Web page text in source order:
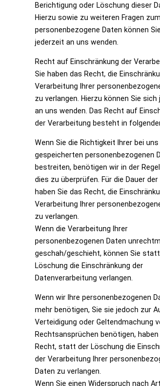
Berichtigung oder Löschung dieser
Hierzu sowie zu weiteren Fragen
personenbezogene Daten können
jederzeit an uns wenden.
Recht auf Einschränkung der
Sie haben das Recht, die
Verarbeitung Ihrer
zu verlangen. Hierzu können Sie sich
an uns wenden. Das Recht auf
der Verarbeitung besteht in
Wenn Sie die Richtigkeit Ihrer bei uns
gespeicherten personenbezogenen
bestreiten, benötigen wir in der
dies zu überprüfen. Für die Dauer
haben Sie das Recht, die
Verarbeitung Ihrer
zu verlangen.
Wenn die Verarbeitung Ihrer
personenbezogenen Daten
geschah/geschieht, können Sie
Löschung die Einschränkung der
Datenverarbeitung verlangen.
Wenn wir Ihre personenbezogenen
mehr benötigen, Sie sie jedoch zur
Verteidigung oder Geltendmachung
Rechtsansprüchen benötigen, haben
Recht, statt der Löschung die
der Verarbeitung Ihrer
Daten zu verlangen.
Wenn Sie einen Widerspruch nach